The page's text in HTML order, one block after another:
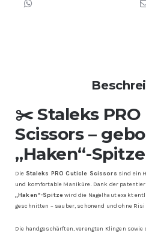
✂️ Staleks
Scissors –
„Haken“-Spitze
Die Staleks PRO Cuticle Scissors sind ein
und komfortable Maniküre. Dank der
„Haken“-Spitzewird die Nagelhaut exakt
geschnitten – sauber, schonend und ohne
Die handgeschärften, verengten Klingen